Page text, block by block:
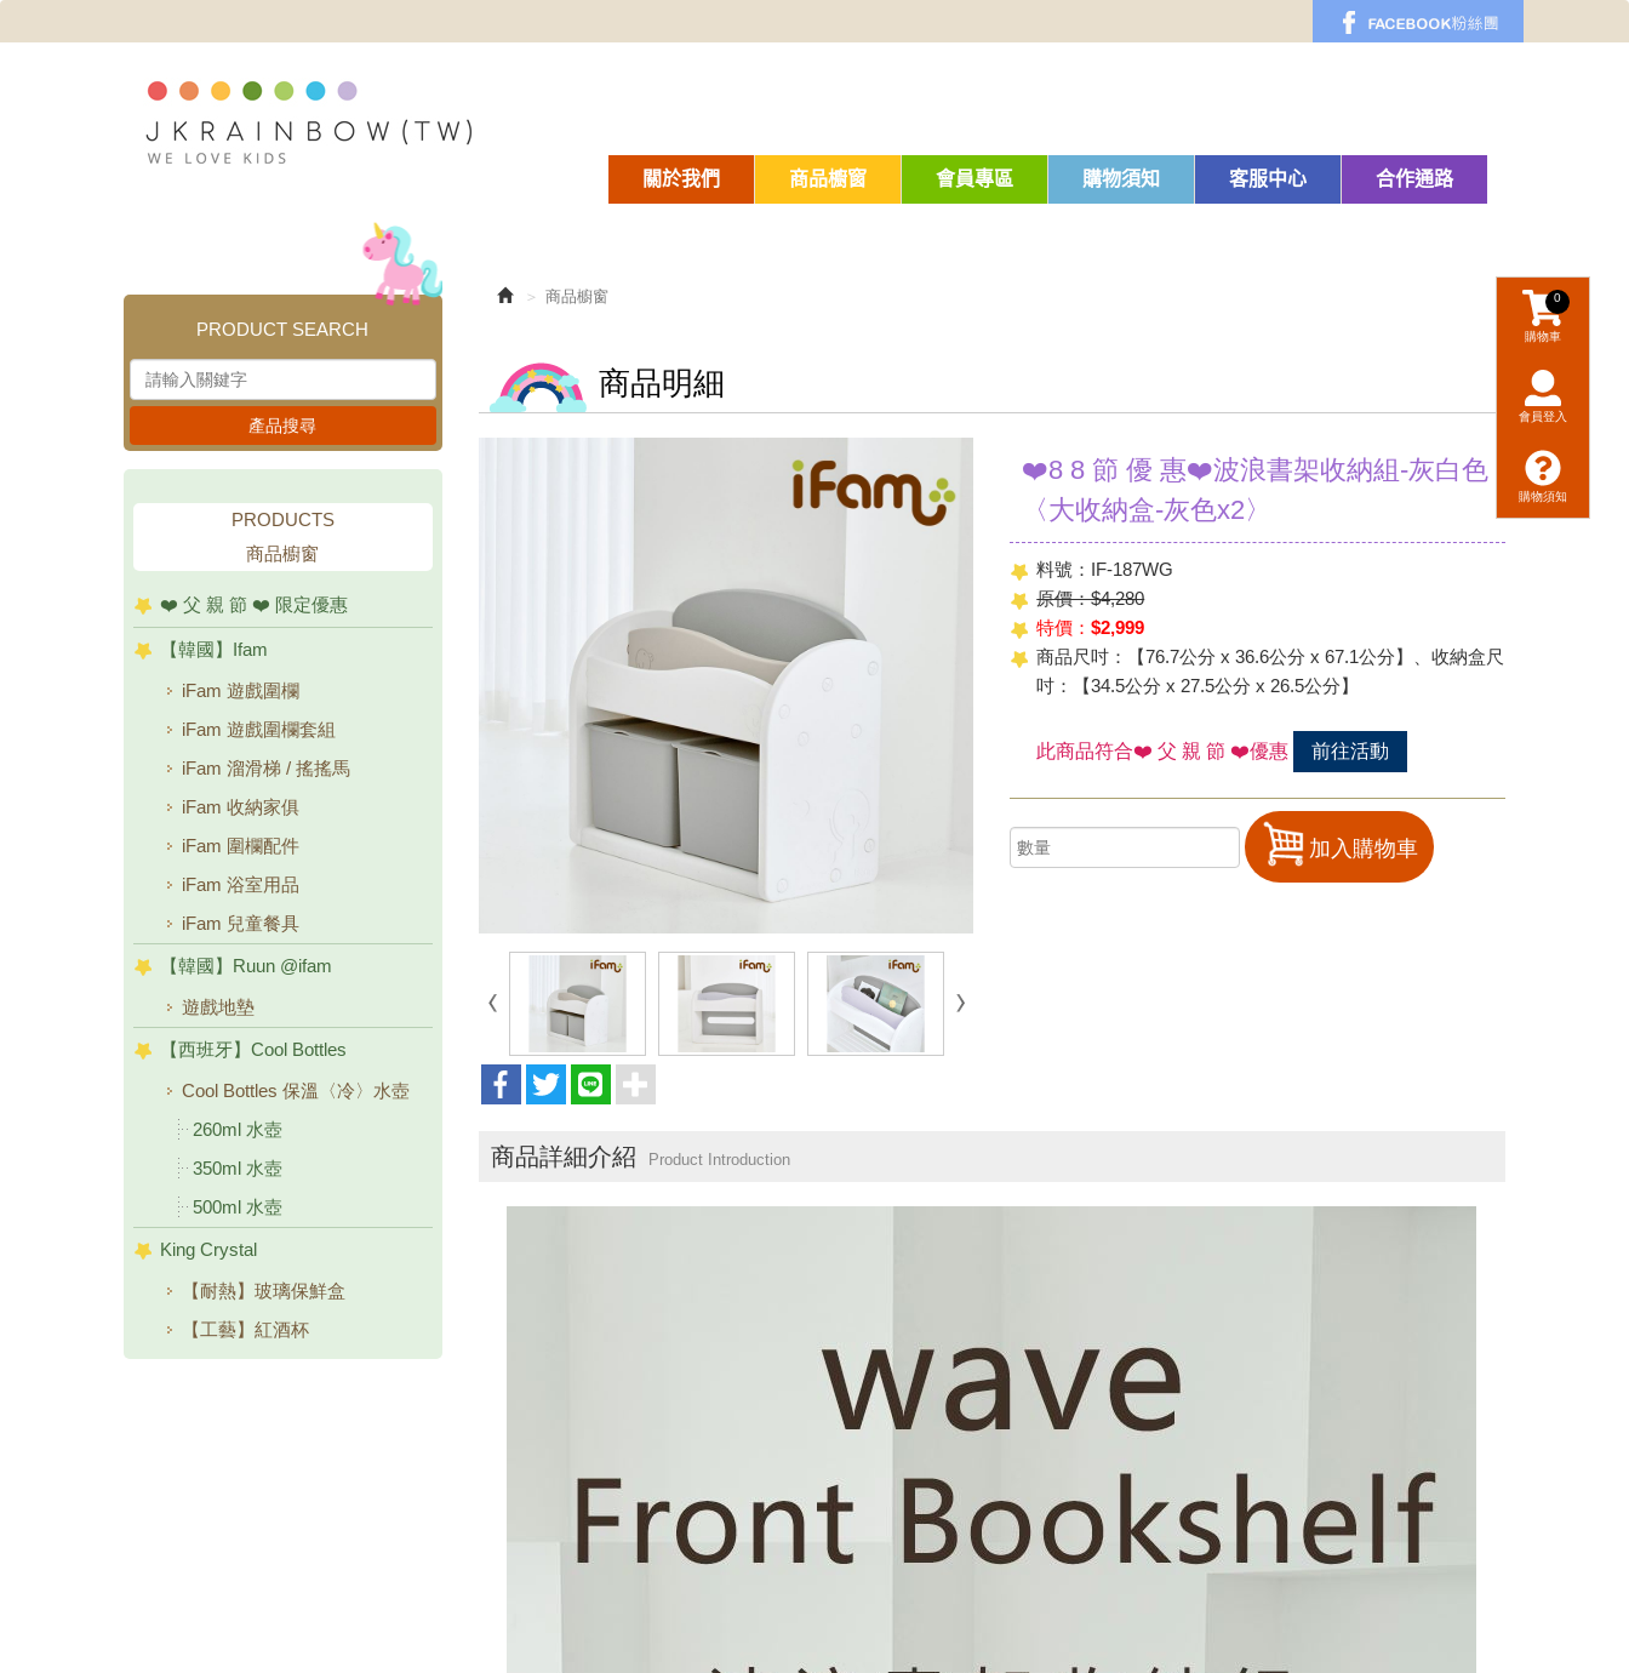
關於我們 商品櫥窗 會員專區 購物須知 客服中心 合作通路
PRODUCT SEARCH
產品搜尋
PRODUCTS
商品櫥窗
❤️ 父 親 節 ❤️ 限定優惠
【韓國】Ifam
iFam 遊戲圍欄
iFam 遊戲圍欄套組
iFam 溜滑梯 / 搖搖馬
iFam 收納家俱
iFam 圍欄配件
iFam 浴室用品
iFam 兒童餐具
【韓國】Ruun @ifam
遊戲地墊
【西班牙】Cool Bottles
Cool Bottles 保溫〈冷〉水壺
260ml 水壺
350ml 水壺
500ml 水壺
King Crystal
【耐熱】玻璃保鮮盒
【工藝】紅酒杯
商品櫥窗
商品明細
❤️8 8 節 優 惠❤️波浪書架收納組-灰白色
〈大收納盒-灰色x2〉
料號：IF-187WG
原價：$4,280
特價：$2,999
商品尺吋：【76.7公分 x 36.6公分 x 67.1公分】、收納盒尺
吋：【34.5公分 x 27.5公分 x 26.5公分】
此商品符合❤️ 父 親 節 ❤️優惠 前往活動
加入購物車
商品詳細介紹 Product Introduction
購物車
0
會員登入
購物須知